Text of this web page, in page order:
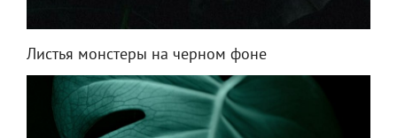
Листья монстеры на черном фоне